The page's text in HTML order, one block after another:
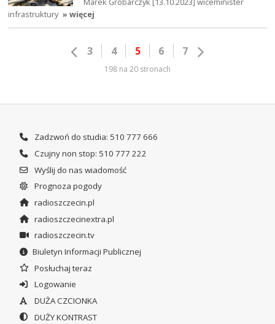
infrastruktury » więcej
3 4 5 6 7
198 na 20 stronach
Zadzwoń do studia: 510 777 666
Czujny non stop: 510 777 222
Wyślij do nas wiadomość
Prognoza pogody
radioszczecin.pl
radioszczecinextra.pl
radioszczecin.tv
Biuletyn Informacji Publicznej
Posłuchaj teraz
Logowanie
DUŻA CZCIONKA
DUŻY KONTRAST